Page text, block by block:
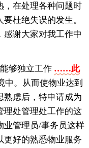
，在处理各种问题时
杜绝失误的发生。
感谢大家对我工作中
够独立工作 ……此
中。从而使物业达到
熟虑后，特申请成为
理处管理处工作的这
业管理员/事务员这样
更好的熟悉物业服务